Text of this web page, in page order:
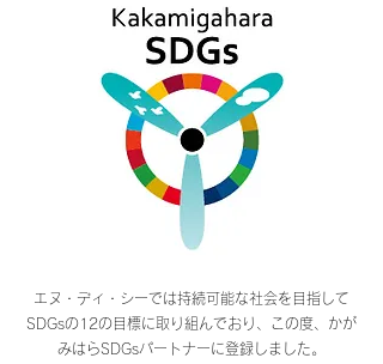
エヌ・ディ・シーでは持続可能な社会を目指して
SDGsの12の目標に取り組んでおり、この度、かが
みはらSDGsパートナーに登録しました。